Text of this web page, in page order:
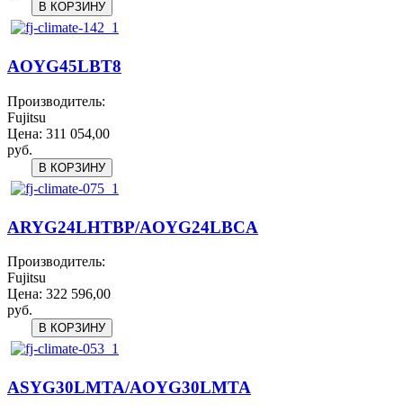
AOYG45LBT8
Производитель:
Fujitsu
Цена: 311 054,00
руб.
ARYG24LHTBP/AOYG24LBCA
Производитель:
Fujitsu
Цена: 322 596,00
руб.
ASYG30LMTA/AOYG30LMTA